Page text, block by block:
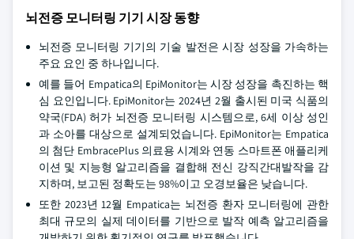
뇌전증 모니터링 기기 시장 동향
뇌전증 모니터링 기기의 기술 발전은 시장 성장을 가속하는
주요 요인 중 하나입니다.
예를 들어 Empatica의 EpiMonitor는 시장 성장을 촉진하는 핵
심 요인입니다. EpiMonitor는 2024년 2월 출시된 미국 식품의
약국(FDA) 허가 뇌전증 모니터링 시스템으로, 6세 이상 성인
과 소아를 대상으로 설계되었습니다. EpiMonitor는 Empatica
의 첨단 EmbracePlus 의료용 시계와 연동 스마트폰 애플리케
이션 및 지능형 알고리즘을 결합해 전신 강직간대발작을 감
지하며, 보고된 정확도는 98%이고 오경보율은 낮습니다.
또한 2023년 12월 Empatica는 뇌전증 환자 모니터링에 관한
최대 규모의 실제 데이터를 기반으로 발작 예측 알고리즘을